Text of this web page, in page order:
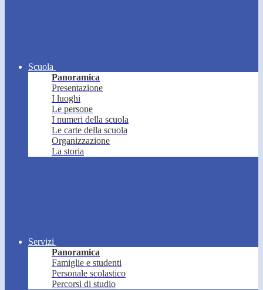
Scuola
Panoramica
Presentazione
I luoghi
Le persone
I numeri della scuola
Le carte della scuola
Organizzazione
La storia
Servizi
Panoramica
Famiglie e studenti
Personale scolastico
Percorsi di studio